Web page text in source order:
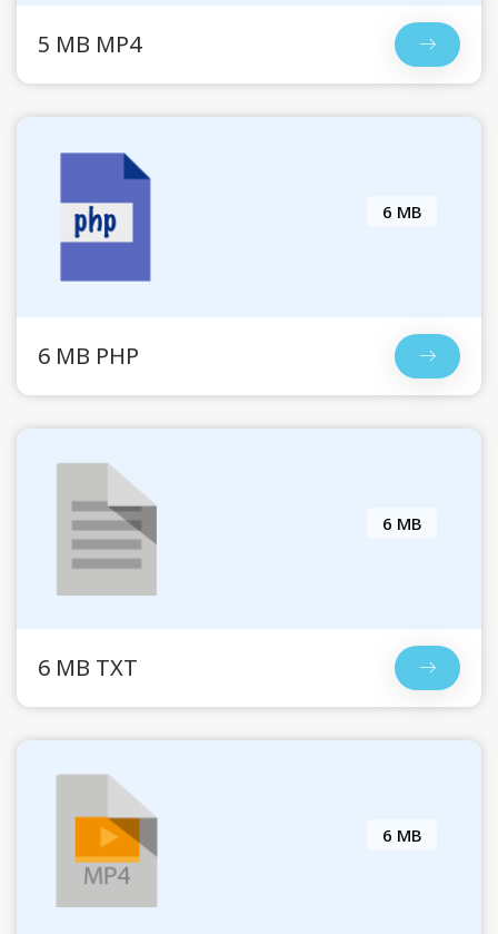
5 MB MP4
6 MB
6 MB PHP
6 MB
6 MB TXT
6 MB